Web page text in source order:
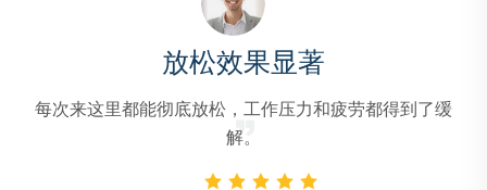
项目丰富
除了桑拿，还有按摩、水疗等多种项目，可以根据自己
的需要选择。